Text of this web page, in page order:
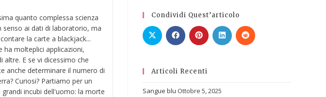
quanto complessa scienza
senso ai dati di laboratorio, ma
la carte a blackjack...
ha molteplici applicazioni,
altre. E se vi dicessimo che
anche determinare il numero di
Curiosi? Partiamo per un
incubi dell'uomo: la morte
Condividi Quest’articolo
Articoli Recenti
Sangue blu Ottobre 5, 2025